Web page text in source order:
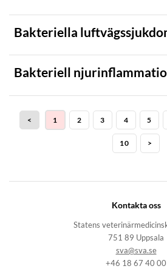
Bakteriella
Bakteriell
< 1 2 3 4 5
10 >
Kontakta oss
Statens
751 89 Uppsala
sva@sva.se
+46 18 67 40 00